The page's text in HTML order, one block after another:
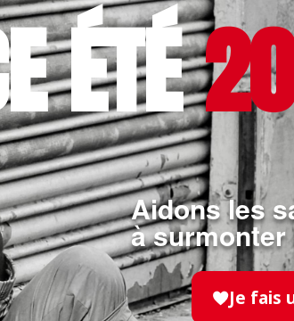
cognitif
ÉTÉ
Aidons les
à surmonter
Je fais